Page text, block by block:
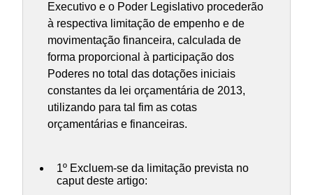
Executivo e o Poder Legislativo procederão
à respectiva limitação de empenho e de
movimentação financeira, calculada de
forma proporcional à participação dos
Poderes no total das dotações iniciais
constantes da lei orçamentária de 2013,
utilizando para tal fim as cotas
orçamentárias e financeiras.
1º Excluem-se da limitação prevista no
caput deste artigo: